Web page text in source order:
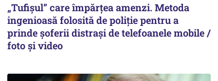
„Tufișul” care împărțea amenzi. Metoda
ingenioasă folosită de poliție pentru a
prinde șoferii distrași de telefoanele mobile /
foto și video